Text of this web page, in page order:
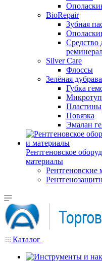
BioRepair
Зубная
Средство
Silver Care
Флоссы
Зелёная дубрава
Губка
Пластины
Повязка
Эмалан
Рентгеновское
материалы
Рентгеновские
Каталог